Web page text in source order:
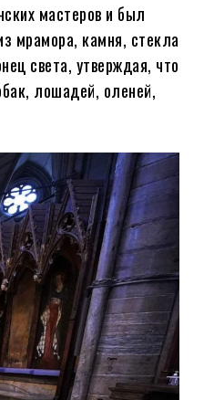
мастеров и был
мрамора, камня, стекла
света, утверждая, что
лошадей, оленей,